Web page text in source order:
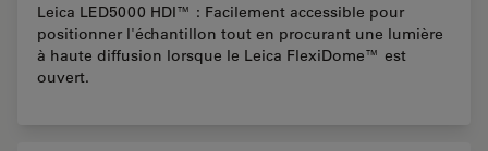
Leica LED5000 HDI™ : Facilement accessible pour
positionner l'échantillon tout en procurant une lumière
à haute diffusion lorsque le Leica FlexiDome™ est
ouvert.